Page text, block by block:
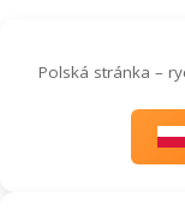
Polská stránka –